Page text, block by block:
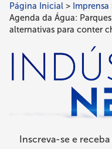
Trilha
de
navegação
Página Inicial
Imprensa
Agenda da Água:
alternativas para conter
Inscreva-se e